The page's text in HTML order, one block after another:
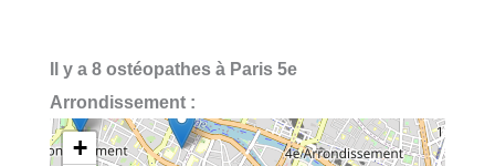
Il y a 8 ostéopathes à Paris 5e
Arrondissement :
+